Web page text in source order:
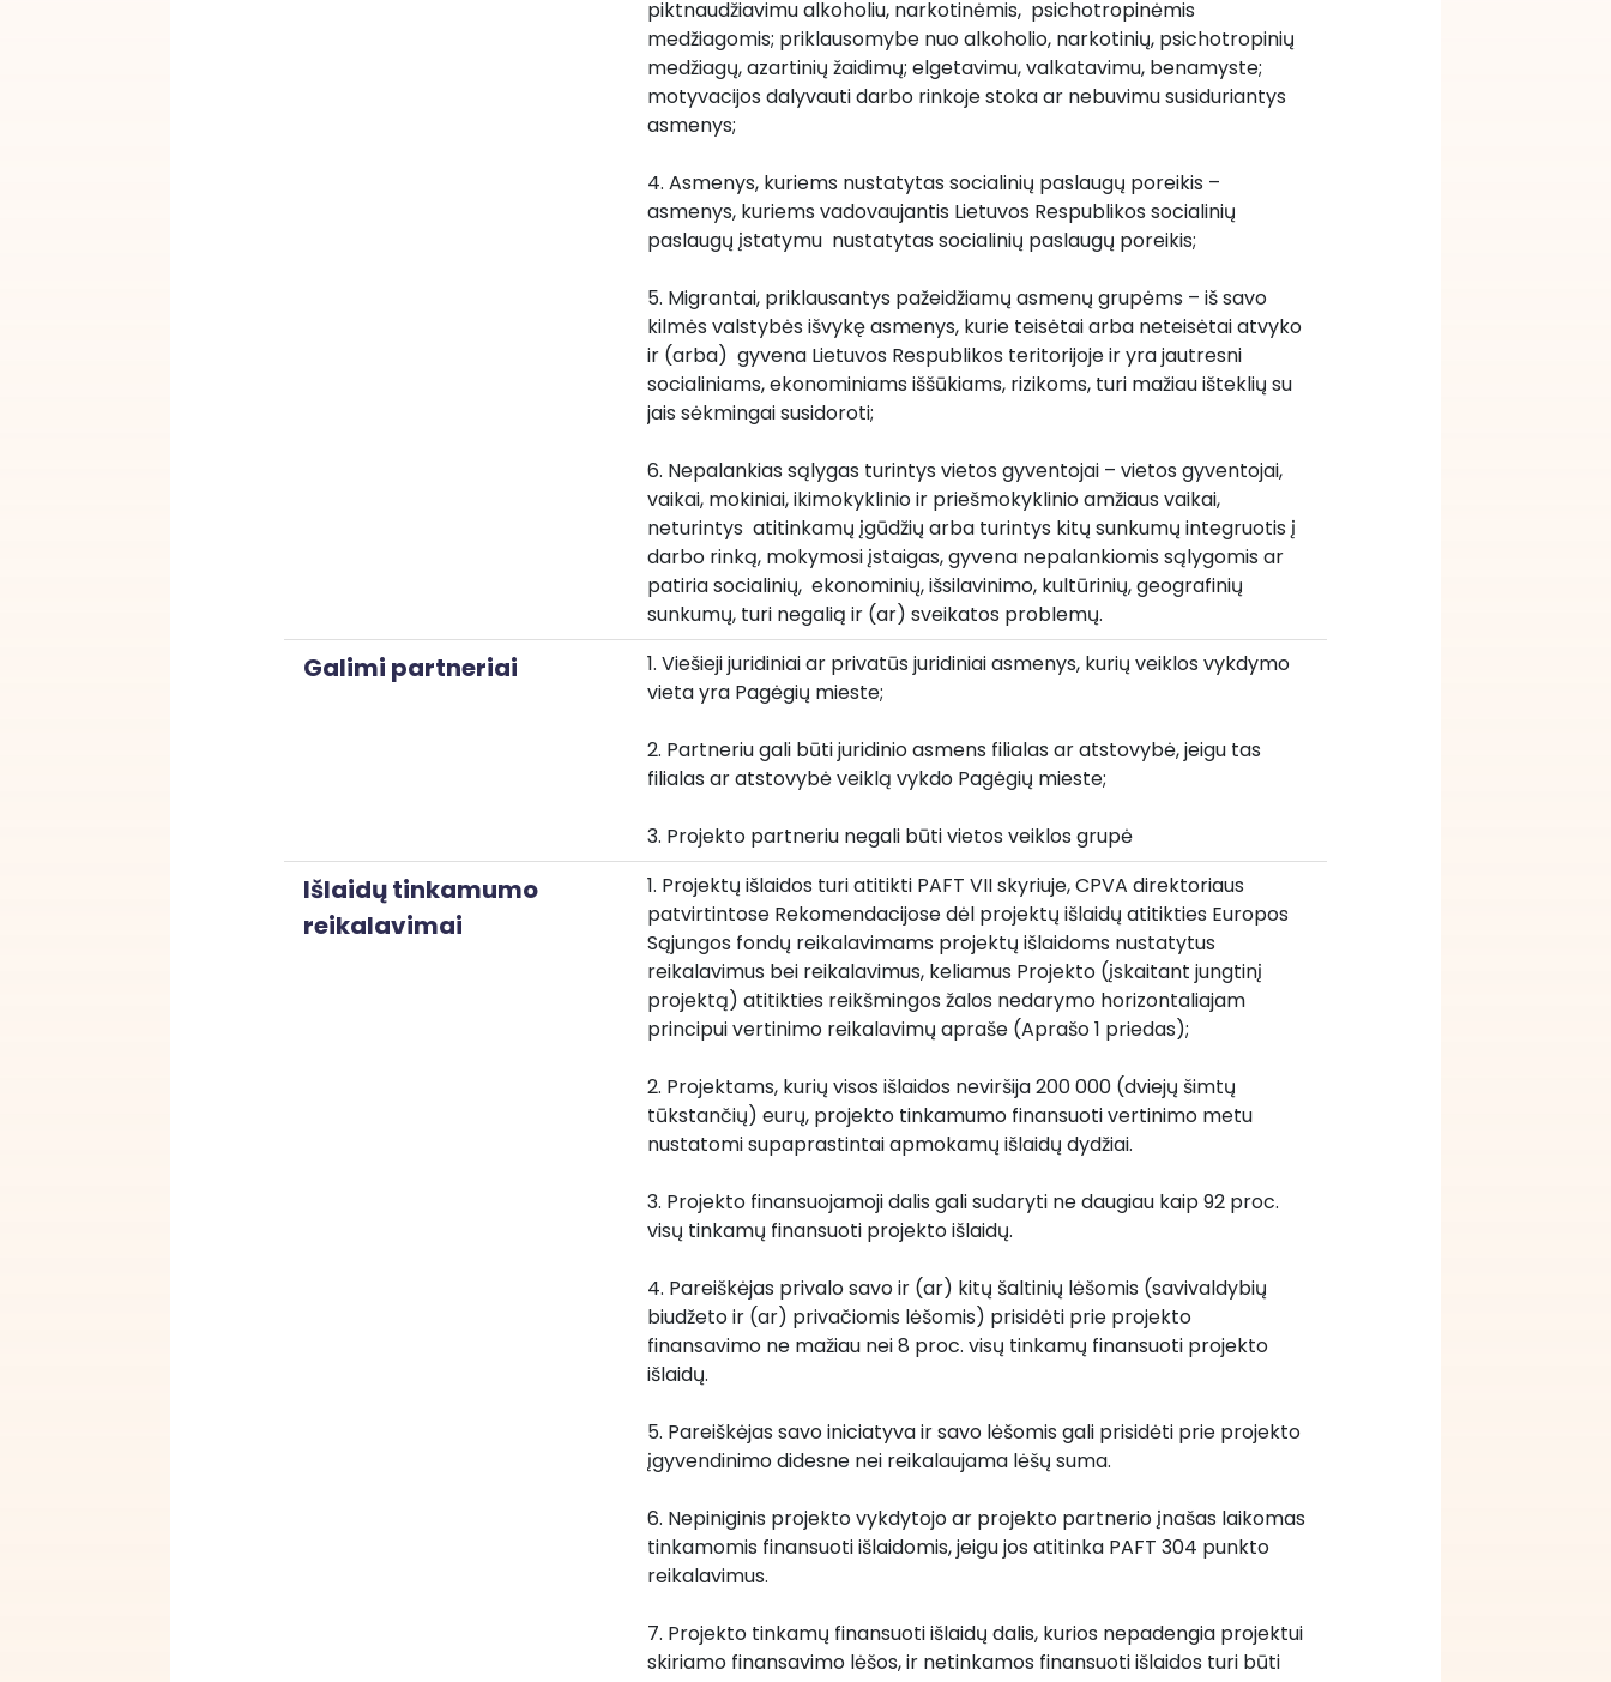
piktnaudžiavimu alkoholiu, narkotinėmis,  psichotropinėmis
medžiagomis; priklausomybe nuo alkoholio, narkotinių, psichotropinių
medžiagų, azartinių žaidimų; elgetavimu, valkatavimu, benamyste;
motyvacijos dalyvauti darbo rinkoje stoka ar nebuvimu susiduriantys
asmenys;
4. Asmenys, kuriems nustatytas socialinių paslaugų poreikis –
asmenys, kuriems vadovaujantis Lietuvos Respublikos socialinių
paslaugų įstatymu  nustatytas socialinių paslaugų poreikis;
5. Migrantai, priklausantys pažeidžiamų asmenų grupėms – iš savo
kilmės valstybės išvykę asmenys, kurie teisėtai arba neteisėtai atvyko
ir (arba)  gyvena Lietuvos Respublikos teritorijoje ir yra jautresni
socialiniams, ekonominiams iššūkiams, rizikoms, turi mažiau išteklių su
jais sėkmingai susidoroti;
6. Nepalankias sąlygas turintys vietos gyventojai – vietos gyventojai,
vaikai, mokiniai, ikimokyklinio ir priešmokyklinio amžiaus vaikai,
neturintys  atitinkamų įgūdžių arba turintys kitų sunkumų integruotis į
darbo rinką, mokymosi įstaigas, gyvena nepalankiomis sąlygomis ar
patiria socialinių,  ekonominių, išsilavinimo, kultūrinių, geografinių
sunkumų, turi negalią ir (ar) sveikatos problemų.
Galimi partneriai
1. Viešieji juridiniai ar privatūs juridiniai asmenys, kurių veiklos vykdymo
vieta yra Pagėgių mieste;
2. Partneriu gali būti juridinio asmens filialas ar atstovybė, jeigu tas
filialas ar atstovybė veiklą vykdo Pagėgių mieste;
3. Projekto partneriu negali būti vietos veiklos grupė
Išlaidų tinkamumo
reikalavimai
1. Projektų išlaidos turi atitikti PAFT VII skyriuje, CPVA direktoriaus
patvirtintose Rekomendacijose dėl projektų išlaidų atitikties Europos
Sąjungos fondų reikalavimams projektų išlaidoms nustatytus
reikalavimus bei reikalavimus, keliamus Projekto (įskaitant jungtinį
projektą) atitikties reikšmingos žalos nedarymo horizontaliajam
principui vertinimo reikalavimų apraše (Aprašo 1 priedas);
2. Projektams, kurių visos išlaidos neviršija 200 000 (dviejų šimtų
tūkstančių) eurų, projekto tinkamumo finansuoti vertinimo metu
nustatomi supaprastintai apmokamų išlaidų dydžiai.
3. Projekto finansuojamoji dalis gali sudaryti ne daugiau kaip 92 proc.
visų tinkamų finansuoti projekto išlaidų.
4. Pareiškėjas privalo savo ir (ar) kitų šaltinių lėšomis (savivaldybių
biudžeto ir (ar) privačiomis lėšomis) prisidėti prie projekto
finansavimo ne mažiau nei 8 proc. visų tinkamų finansuoti projekto
išlaidų.
5. Pareiškėjas savo iniciatyva ir savo lėšomis gali prisidėti prie projekto
įgyvendinimo didesne nei reikalaujama lėšų suma.
6. Nepiniginis projekto vykdytojo ar projekto partnerio įnašas laikomas
tinkamomis finansuoti išlaidomis, jeigu jos atitinka PAFT 304 punkto
reikalavimus.
7. Projekto tinkamų finansuoti išlaidų dalis, kurios nepadengia projektui
skiriamo finansavimo lėšos, ir netinkamos finansuoti išlaidos turi būti